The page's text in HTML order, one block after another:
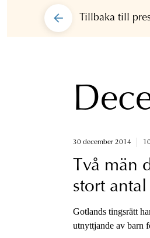
Tillbaka till
30 december 2014
Två män
stort
Gotlands tingsrätt
utnyttjande av barn